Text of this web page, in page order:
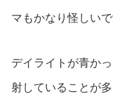
マもかなり怪しいで
デイライトが青か
射していることが多